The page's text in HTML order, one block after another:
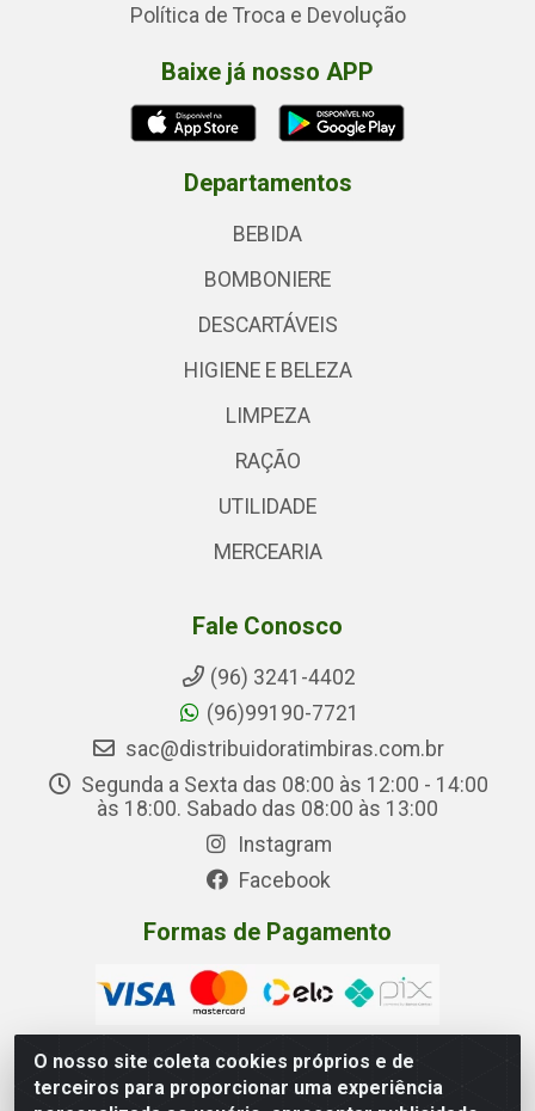
O nosso site coleta cookies próprios e de
terceiros para proporcionar uma experiência
Política de Troca e Devolução
Baixe já nosso APP
Departamentos
BEBIDA
BOMBONIERE
DESCARTÁVEIS
HIGIENE E BELEZA
LIMPEZA
RAÇÃO
UTILIDADE
MERCEARIA
Fale Conosco
(96) 3241-4402
(96)99190-7721
sac@distribuidoratimbiras.com.br
Segunda a Sexta das 08:00 às 12:00 - 14:00
às 18:00. Sabado das 08:00 às 13:00
Instagram
Facebook
Formas de Pagamento
Distribuidora Timbiras - Rua Manoel Eudóxio Pereira,